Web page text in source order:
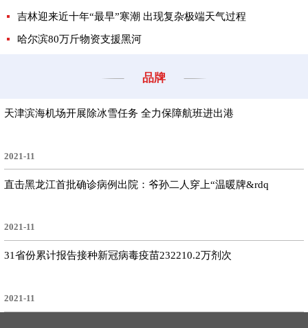
吉林迎来近十年“最早”寒潮 出现复杂极端天气过程
哈尔滨80万斤物资支援黑河
品牌
天津滨海机场开展除冰雪任务 全力保障航班进出港
2021-11
直击黑龙江首批确诊病例出院：爷孙二人穿上“温暖牌&rdq
2021-11
31省份累计报告接种新冠病毒疫苗232210.2万剂次
2021-11